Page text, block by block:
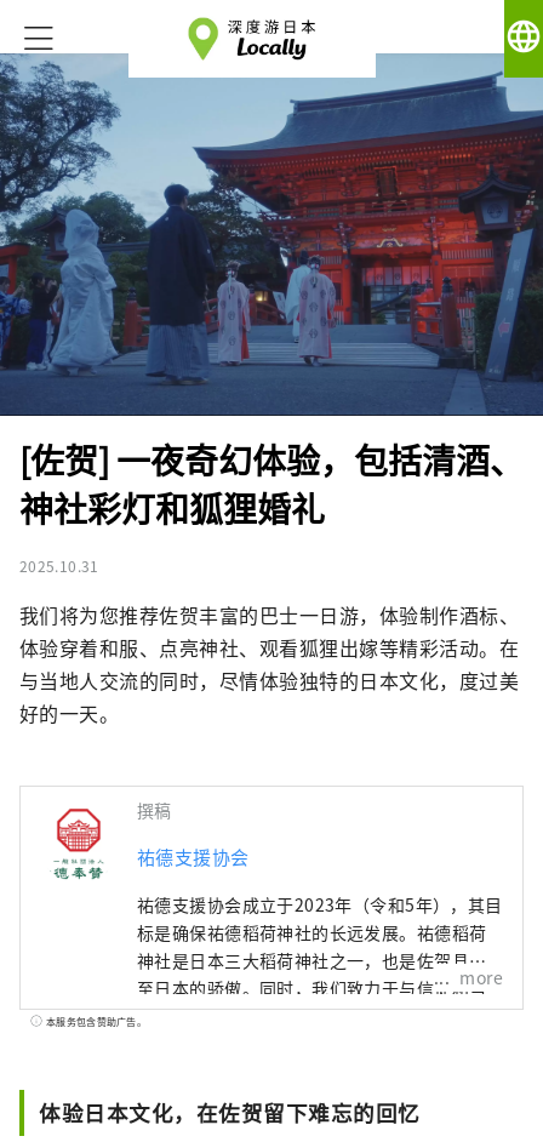
language
[佐贺] 一夜奇幻体验，包括清酒、
神社彩灯和狐狸婚礼
2025.10.31
我们将为您推荐佐贺丰富的巴士一日游，体验制作酒标、
体验穿着和服、点亮神社、观看狐狸出嫁等精彩活动。在
与当地人交流的同时，尽情体验独特的日本文化，度过美
好的一天。
撰稿
祐德支援协会
祐德支援协会成立于2023年（令和5年），其目
标是确保祐德稻荷神社的长远发展。祐德稻荷
神社是日本三大稻荷神社之一，也是佐贺县乃
至日本的骄傲。同时，我们致力于与信徒和当
地居民建立更紧密的联系，促进地区振兴。 我
力求为整个城市的旅游业和经济发展做出最大
的贡献。
more
本服务包含赞助广告。
体验日本文化，在佐贺留下难忘的回忆